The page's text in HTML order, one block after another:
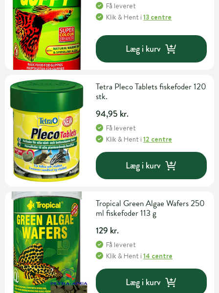
Få leveret
Klik & Hent i13 centre
Læg i kurv
Tetra Pleco Tablets fiskefoder 120
stk.
94,95 kr.
Få leveret
Klik & Hent i12 centre
Læg i kurv
Tropical Green Algae Wafers 250
ml fiskefoder 113 g
129 kr.
Få leveret
Klik & Hent i14 centre
Læg i kurv